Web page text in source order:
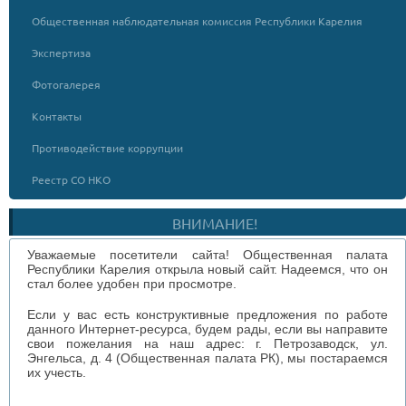
Общественная наблюдательная комиссия Республики Карелия
Экспертиза
Фотогалерея
Контакты
Противодействие коррупции
Реестр СО НКО
ВНИМАНИЕ!
Уважаемые посетители сайта! Общественная палата
Республики Карелия открыла новый сайт. Надеемся, что он
стал более удобен при просмотре.
Если у вас есть конструктивные предложения по работе
данного Интернет-ресурса, будем рады, если вы направите
свои пожелания на наш адрес: г. Петрозаводск, ул.
Энгельса, д. 4 (Общественная палата РК), мы постараемся
их учесть.